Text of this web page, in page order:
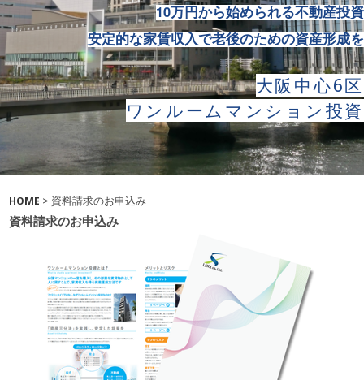
10万円から始められる不動産投資
安定的な家賃収入で老後のための資産形成を
大阪中心6区
ワンルームマンション投資
HOME > 資料請求のお申込み
資料請求のお申込み